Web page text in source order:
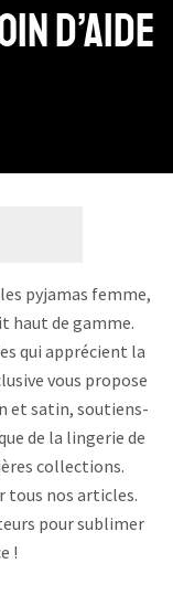
d’aide
pyjamas femme,
haut de gamme.
qui apprécient la
vous propose
et satin, soutiens-
de la lingerie de
collections.
tous nos articles.
pour sublimer
!